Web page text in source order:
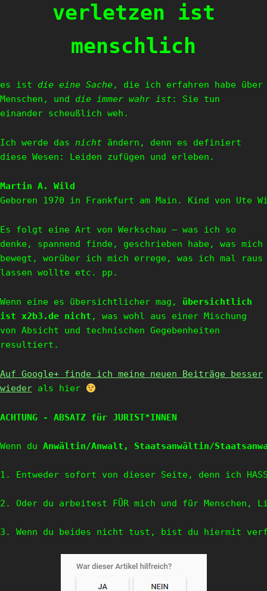
verletzen ist
menschlich
es ist die eine Sache, die ich erfahren habe über
Menschen, und die immer wahr ist: Sie tun
einander scheußlich weh.
Ich werde das nicht ändern, denn es definiert
diese Wesen: Leiden zufügen und erleben.
Martin A. Wild
Geboren 1970 in Frankfurt am Main. Kind von Ute
Es folgt eine Art von Werkschau – was ich so
denke, spannend finde, geschrieben habe, was mich
bewegt, worüber ich mich errege, was ich mal raus
lassen wollte etc. pp.
Wenn eine es übersichtlicher mag,
übersichtlich
ist x2b3.de nicht , was wohl aus einer Mischung
von Absicht und technischen Gegebenheiten
resultiert.
Auf Google+ finde ich meine neuen Beiträge besser
wieder als hier
ACHTUNG - ABSATZ für JURIST*INNEN
Wenn du Anwältin/Anwalt, Staatsanwältin/
1. Entweder sofort von dieser Seite, denn ich
2. Oder du arbeitest FÜR mich und für
3. Wenn du beides nicht tust, bist du hiermit